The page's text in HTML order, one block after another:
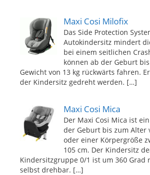
Maxi Cosi Milofix
Das Side Protection
Autokindersitz mindert
bei einem seitlichen
können ab der Geburt
Gewicht von 13 kg rückwärts fahren.
der Kindersitz gedreht werden. […]
Maxi Cosi Mica
Der Maxi Cosi Mica ist
der Geburt bis zum Alter
oder einer Körpergröße
105 cm. Der Kindersitz
Kindersitzgruppe 0/1 ist um 360 Grad
selbst drehbar. […]